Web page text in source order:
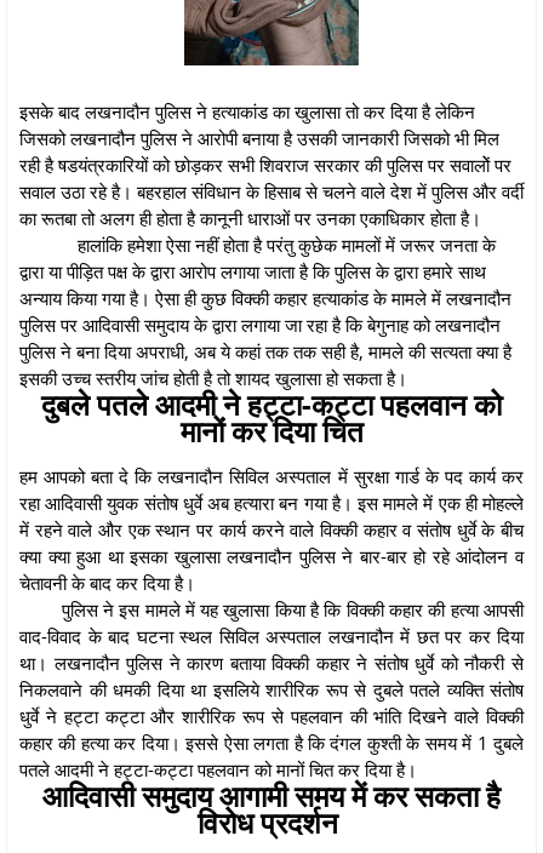
इसके बाद लखनादौन पुलिस ने हत्याकांड का खुलासा तो कर दिया है लेकिन
जिसको लखनादौन पुलिस ने आरोपी बनाया है उसकी जानकारी जिसको भी मिल
रही है षडयंत्रकारियों को छोड़कर सभी शिवराज सरकार की पुलिस पर सवालोें पर
सवाल उठा रहे है। बहरहाल संविधान के हिसाब से चलने वाले देश में पुलिस और वर्दी
का रूतबा तो अलग ही होता है कानूनी धाराओं पर उनका एकाधिकार होता है।
हालांकि हमेशा ऐसा नहीं होता है परंतु कुछेक मामलों में जरूर जनता के
द्वारा या पीड़ित पक्ष के द्वारा आरोप लगाया जाता है कि पुलिस के द्वारा हमारे साथ
अन्याय किया गया है। ऐसा ही कुछ विक्की कहार हत्याकांड के मामले में लखनादौन
पुलिस पर आदिवासी समुदाय के द्वारा लगाया जा रहा है कि बेगुनाह को लखनादौन
पुलिस ने बना दिया अपराधी, अब ये कहां तक तक सही है, मामले की सत्यता क्या है
इसकी उच्च स्तरीय जांच होती है तो शायद खुलासा हो सकता है।
दुबले पतले आदमी ने हट्टा-कट्टा पहलवान को
मानों कर दिया चित
हम आपको बता दे कि लखनादौन सिविल अस्पताल में सुरक्षा गार्ड के पद कार्य कर
रहा आदिवासी युवक संतोष धुर्वे अब हत्यारा बन गया है। इस मामले में एक ही मोहल्ले
में रहने वाले और एक स्थान पर कार्य करने वाले विक्की कहार व संतोष धुर्वे के बीच
क्या क्या हुआ था इसका खुलासा लखनादौन पुलिस ने बार-बार हो रहे आंदोलन व
चेतावनी के बाद कर दिया है।
पुलिस ने इस मामले में यह खुलासा किया है कि विक्की कहार की हत्या आपसी
वाद-विवाद के बाद घटना स्थल सिविल अस्पताल लखनादौन में छत पर कर दिया
था। लखनादौन पुलिस ने कारण बताया विक्की कहार ने संतोष धुर्वे को नौकरी से
निकलवाने की धमकी दिया था इसलिये शारीरिक रूप से दुबले पतले व्यक्ति संतोष
धुर्वे ने हट्टा कट्टा और शारीरिक रूप से पहलवान की भांति दिखने वाले विक्की
कहार की हत्या कर दिया। इससे ऐसा लगता है कि दंगल कुश्ती के समय में 1 दुबले
पतले आदमी ने हट्टा-कट्टा पहलवान को मानों चित कर दिया है।
आदिवासी समुदाय आगामी समय में कर सकता है
विरोध प्रदर्शन